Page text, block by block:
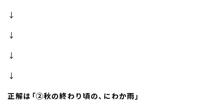
↓
↓
↓
↓
正解は「②秋の終わり頃の、にわか雨」